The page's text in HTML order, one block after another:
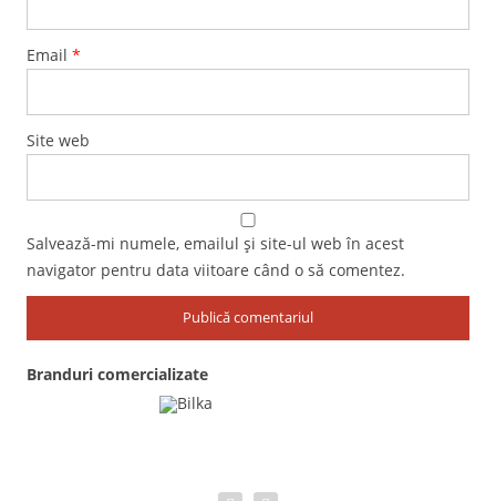
Email *
Site web
Salvează-mi numele, emailul și site-ul web în acest
navigator pentru data viitoare când o să comentez.
Branduri comercializate